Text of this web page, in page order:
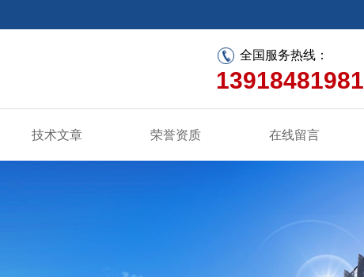
全国服务热线：
13918481981
技术文章 荣誉资质 在线留言